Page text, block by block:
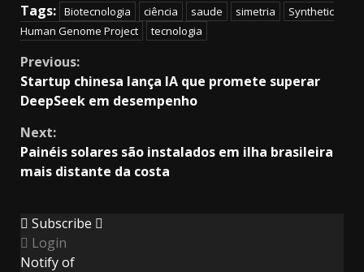
Tags: Biotecnologia ciência saude simetria
Synthetic
Human Genome Project
tecnologia
Continue
Reading
Previous:
Startup chinesa lança IA que promete superar
DeepSeek em desempenho
Next:
Painéis solares são instalados em ilha brasileira
mais distante da costa
Subscribe
Login
Notify of